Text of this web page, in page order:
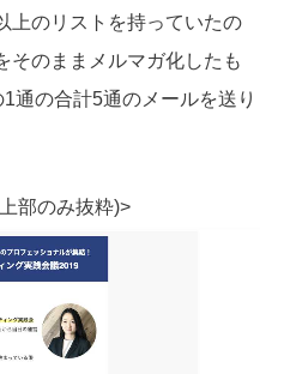
上のリストを持っていたの
そのままメルマガ化したも
通の合計5通のメールを送り
部のみ抜粋)>